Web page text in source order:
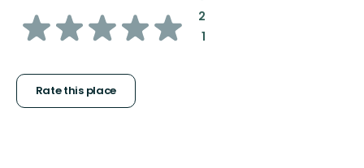
of
stars
Rate this place
2:
1: